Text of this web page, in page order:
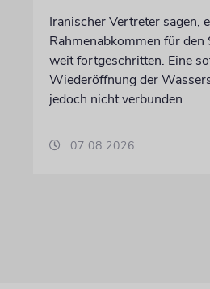
Iranischer Vertreter sagen,
Rahmenabkommen für den
weit fortgeschritten. Eine
Wiederöffnung der
jedoch nicht verbunden
07.08.2026